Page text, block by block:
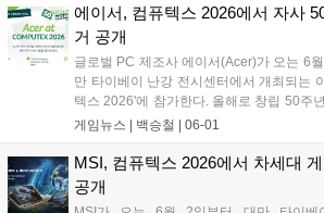
하면서도 휴대성 좋은 환경에서 강력한 성
발자를 위한 제품이라고 한다....
에이서, 컴퓨텍스 2026에서 자사
거 공개
글로벌 PC 제조사 에이서(Acer)가 오는 6
만 타이베이 난강 전시센터에서 개최되는
텍스 2026'에 참가한다. 올해로 창립 50주
시 부스를 마련하고, 엔비디아의 차세대
하드웨어 라인업을 대거 공개할 예정이다....
게임뉴스 | 백승철 | 06-01
MSI, 컴퓨텍스 2026에서 차세대
공개